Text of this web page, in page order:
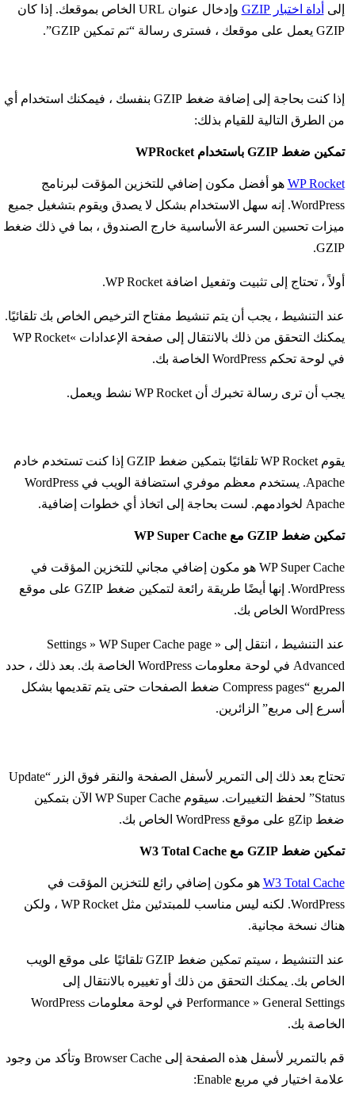
إلى أداة اختبار GZIP
وإدخال عنوان URL الخاص بموقعك. إذا كان
GZIP يعمل على موقعك ، فسترى رسالة “تم تمكين GZIP”.
إذا كنت بحاجة إلى إضافة ضغط GZIP بنفسك ، فيمكنك استخدام أي
من الطرق التالية للقيام بذلك:
تمكين ضغط GZIP باستخدام WPRocket
WP Rocket هو أفضل مكون إضافي للتخزين المؤقت لبرنامج
WordPress. إنه سهل الاستخدام بشكل لا يصدق ويقوم بتشغيل جميع
ميزات تحسين السرعة الأساسية خارج الصندوق ، بما في ذلك ضغط
GZIP.
أولاً ، تحتاج إلى تثبيت وتفعيل اضافة WP Rocket.
عند التنشيط ، يجب أن يتم تنشيط مفتاح الترخيص الخاص بك تلقائيًا.
يمكنك التحقق من ذلك بالانتقال إلى صفحة الإعدادات »WP Rocket
في لوحة تحكم WordPress الخاصة بك.
يجب أن ترى رسالة تخبرك أن WP Rocket نشط ويعمل.
يقوم WP Rocket تلقائيًا بتمكين ضغط GZIP إذا كنت تستخدم خادم
Apache. يستخدم معظم موفري استضافة الويب في WordPress
Apache لخوادمهم. لست بحاجة إلى اتخاذ أي خطوات إضافية.
تمكين ضغط GZIP مع WP Super Cache
WP Super Cache هو مكون إضافي مجاني للتخزين المؤقت في
WordPress. إنها أيضًا طريقة رائعة لتمكين ضغط GZIP على موقع
WordPress الخاص بك.
عند التنشيط ، انتقل إلى Settings » WP Super Cache page »
Advanced في لوحة معلومات WordPress الخاصة بك. بعد ذلك ، حدد
المربع “Compress pages ضغط الصفحات حتى يتم تقديمها بشكل
أسرع إلى مربع” الزائرين.
تحتاج بعد ذلك إلى التمرير لأسفل الصفحة والنقر فوق الزر “Update
Status” لحفظ التغييرات. سيقوم WP Super Cache الآن بتمكين
ضغط gZip على موقع WordPress الخاص بك.
تمكين ضغط GZIP مع W3 Total Cache
W3 Total Cache هو مكون إضافي رائع للتخزين المؤقت في
WordPress. لكنه ليس مناسب للمبتدئين مثل WP Rocket ، ولكن
هناك نسخة مجانية.
عند التنشيط ، سيتم تمكين ضغط GZIP تلقائيًا على موقع الويب
الخاص بك. يمكنك التحقق من ذلك أو تغييره بالانتقال إلى
Performance » General Settings في لوحة معلومات WordPress
الخاصة بك.
قم بالتمرير لأسفل هذه الصفحة إلى Browser Cache وتأكد من وجود
علامة اختيار في مربع Enable: